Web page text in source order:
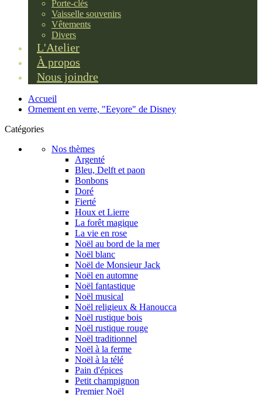
Porte-clés
Vaisselle souvenirs
Vêtements
Divers
L'Atelier
À propos
Nous joindre
Accueil
Ornement en verre, "Eeyore" de Disney
Catégories
Nos thèmes
Argenté
Bleu, Delft et paon
Bonbons
Doré
Fierté
Houx et Lierre
La forêt magique
La vie en rose
Noël au bord de la mer
Noël blanc
Noël de Monsieur Jack
Noël en automne
Noël fantastique
Noël musical
Noël religieux & Hanoucca
Noël rustique bois
Noël rustique rouge
Noël traditionnel
Noël à la ferme
Noël à la télé
Pain d'épices
Petit champignon
Premier Noël